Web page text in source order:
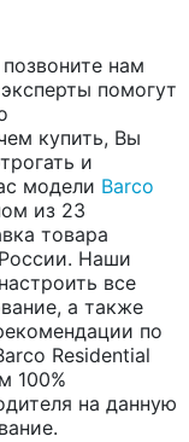
нам
помогут
купить, Вы
и
модели Barco
из 23
товара
Наши
все
а также
по
Residential
100%
на данную